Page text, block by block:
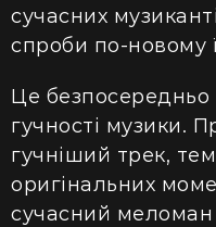
сучасних
спроби по-новому
Це безпосередньо
гучності музики.
гучніший трек,
оригінальних
сучасний